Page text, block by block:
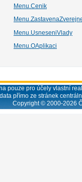
Menu.Cenik
Menu.UsneseniVlady
Menu.OAplikaci
pouze pro účely vlastní
přímo ze stránek
Copyright © 2000-2026